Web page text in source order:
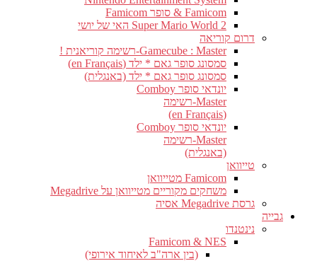
Famicom & סופר Famicom
Super Mario World 2 האי של יושי
דרום קוריאה
Gamecube : Master-רשימה קוריאנית !
סמסונג סופר גאם * ילד (en Français)
סמסונג סופר גאם * ילד (באנגלית)
יונדאי סופר Comboy
Master-רשימה
(en Français)
יונדאי סופר Comboy
Master-רשימה
(באנגלית)
טייוואן
Famicom מטייוואן
משחקים מקוריים מטייוואן על Megadrive
גרסת Megadrive אסיה
גבייה
נינטנדו
Famicom & NES
(בין ארה"ב לאיחוד אירופי)